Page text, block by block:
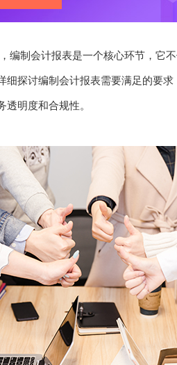
编制会计报表是一个核心环节，它
细探讨编制会计报表需要满足的要
明度和合规性。